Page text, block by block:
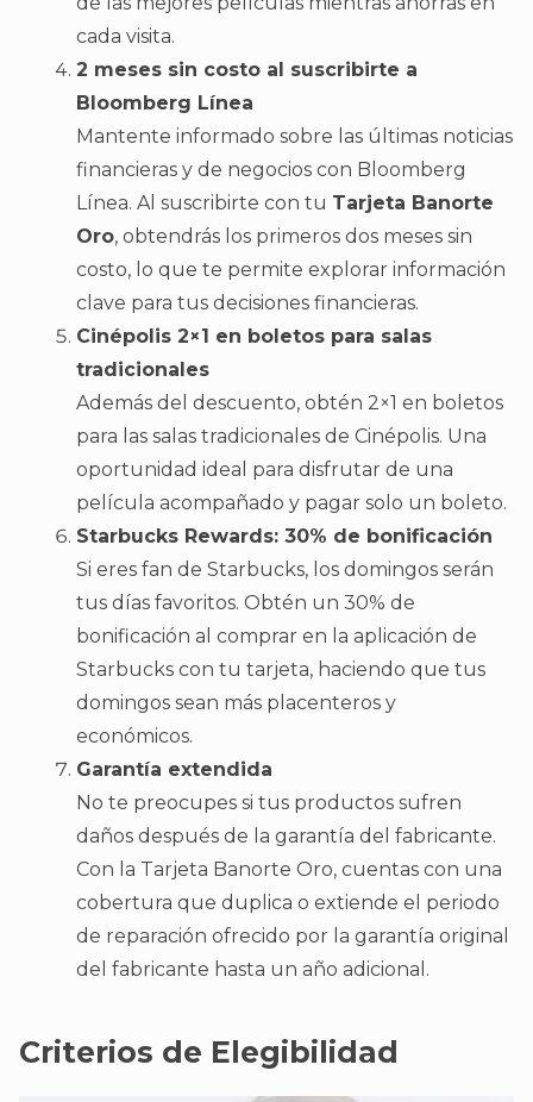
cada visita.
2 meses sin costo al suscribirte a
Bloomberg Línea
Mantente informado sobre las últimas noticias
financieras y de negocios con Bloomberg
Línea. Al suscribirte con tu Tarjeta Banorte
Oro, obtendrás los primeros dos meses sin
costo, lo que te permite explorar información
clave para tus decisiones financieras.
Cinépolis 2×1 en boletos para salas
tradicionales
Además del descuento, obtén 2×1 en boletos
para las salas tradicionales de Cinépolis. Una
oportunidad ideal para disfrutar de una
película acompañado y pagar solo un boleto.
Starbucks Rewards: 30% de bonificación
Si eres fan de Starbucks, los domingos serán
tus días favoritos. Obtén un 30% de
bonificación al comprar en la aplicación de
Starbucks con tu tarjeta, haciendo que tus
domingos sean más placenteros y
económicos.
Garantía extendida
No te preocupes si tus productos sufren
daños después de la garantía del fabricante.
Con la Tarjeta Banorte Oro, cuentas con una
cobertura que duplica o extiende el periodo
de reparación ofrecido por la garantía original
del fabricante hasta un año adicional.
Criterios de Elegibilidad